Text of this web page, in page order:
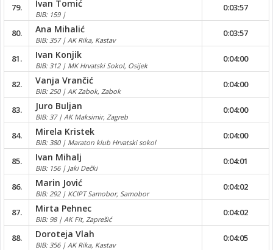
79. Ivan Tomić
BIB: 159 |
0:03:57
80. Ana Mihalić
BIB: 357 | AK Rika, Kastav
0:03:57
81. Ivan Konjik
BIB: 312 | MK Hrvatski Sokol, Osijek
0:04:00
82. Vanja Vrančić
BIB: 250 | AK Zabok, Zabok
0:04:00
83. Juro Buljan
BIB: 37 | AK Maksimir, Zagreb
0:04:00
84. Mirela Kristek
BIB: 380 | Maraton klub Hrvatski sokol
0:04:00
85. Ivan Mihalj
BIB: 156 | Jaki Dečki
0:04:01
86. Marin Jović
BIB: 292 | KCIPT Samobor, Samobor
0:04:02
87. Mirta Pehnec
BIB: 98 | AK Fit, Zaprešić
0:04:02
88. Doroteja Vlah
BIB: 356 | AK Rika, Kastav
0:04:05